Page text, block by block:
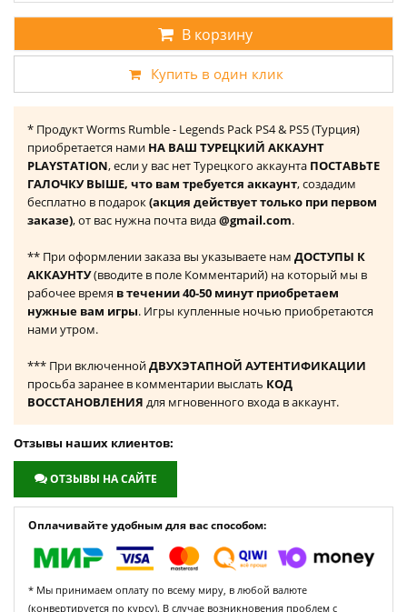
В корзину
Купить в один клик
* Продукт Worms Rumble - Legends Pack PS4 & PS5 (Турция)
приобретается нами НА ВАШ ТУРЕЦКИЙ АККАУНТ
PLAYSTATION, если у вас нет Турецкого аккаунта ПОСТАВЬТЕ
ГАЛОЧКУ ВЫШЕ, что вам требуется аккаунт, создадим
бесплатно в подарок(акция действует только при первом
заказе), от вас нужна почта вида@gmail.com.
** При оформлении заказа вы указываете нам ДОСТУПЫ К
АККАУНТУ(вводите в поле Комментарий) на который мы в
рабочее время в течении 40-50 минут приобретаем
нужные вам игры. Игры купленные ночью приобретаются
нами утром.
*** При включеннойДВУХЭТАПНОЙ АУТЕНТИФИКАЦИИ
просьба заранее в комментарии выслать КОД
ВОССТАНОВЛЕНИЯ для мгновенного входа в аккаунт.
Отзывы наших клиентов:
ОТЗЫВЫ НА САЙТЕ
Оплачивайте удобным для вас способом:
* Мы принимаем оплату по всему миру, в любой валюте
(конвертируется по курсу). В случае возникновения проблем с